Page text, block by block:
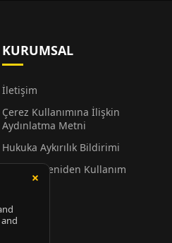
KURUMSAL
İletişim
Çerez Kullanımına İlişkin
Aydınlatma Metni
Hukuka Aykırılık Bildirimi
Alıntı ve Yeniden Kullanım
Hakkında
Künye